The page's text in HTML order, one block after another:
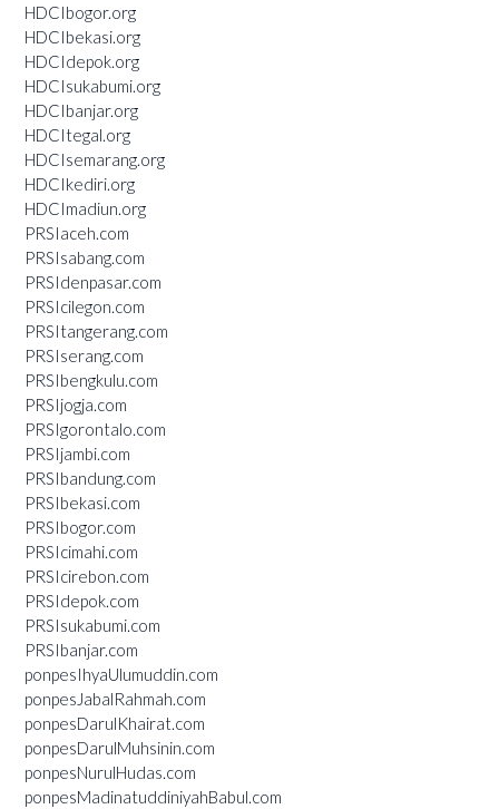
HDCIbogor.org
HDCIbekasi.org
HDCIdepok.org
HDCIsukabumi.org
HDCIbanjar.org
HDCItegal.org
HDCIsemarang.org
HDCIkediri.org
HDCImadiun.org
PRSIaceh.com
PRSIsabang.com
PRSIdenpasar.com
PRSIcilegon.com
PRSItangerang.com
PRSIserang.com
PRSIbengkulu.com
PRSIjogja.com
PRSIgorontalo.com
PRSIjambi.com
PRSIbandung.com
PRSIbekasi.com
PRSIbogor.com
PRSIcimahi.com
PRSIcirebon.com
PRSIdepok.com
PRSIsukabumi.com
PRSIbanjar.com
ponpesIhyaUlumuddin.com
ponpesJabalRahmah.com
ponpesDarulKhairat.com
ponpesDarulMuhsinin.com
ponpesNurulHudas.com
ponpesMadinatuddiniyahBabul.com